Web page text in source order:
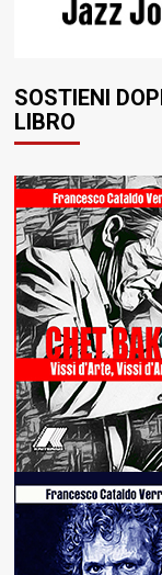
SOSTIENI
LIBRO